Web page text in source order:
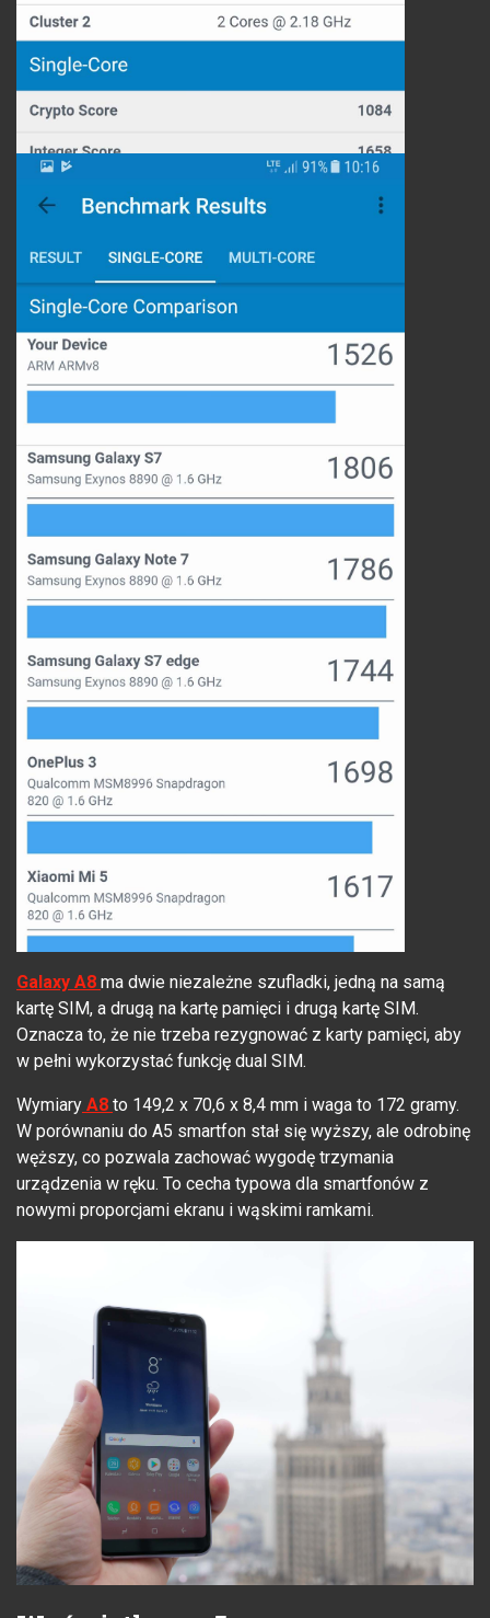
Galaxy A8 ma dwie niezależne szufladki, jedną na samą
kartę SIM, a drugą na kartę pamięci i drugą kartę SIM.
Oznacza to, że nie trzeba rezygnować z karty pamięci, aby
w pełni wykorzystać funkcję dual SIM.
Wymiary A8 to 149,2 x 70,6 x 8,4 mm i waga to 172 gramy.
W porównaniu do A5 smartfon stał się wyższy, ale odrobinę
węższy, co pozwala zachować wygodę trzymania
urządzenia w ręku. To cecha typowa dla smartfonów z
nowymi proporcjami ekranu i wąskimi ramkami.